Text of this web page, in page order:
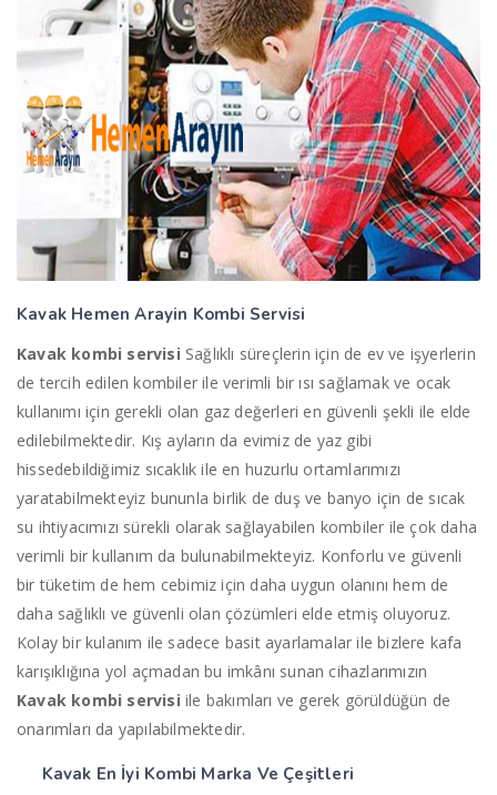
Kavak Hemen Arayin Kombi Servisi
Kavak kombi servisi Sağlıklı süreçlerin için de ev ve işyerlerin
de tercih edilen kombiler ile verimli bir ısı sağlamak ve ocak
kullanımı için gerekli olan gaz değerleri en güvenli şekli ile elde
edilebilmektedir. Kış ayların da evimiz de yaz gibi
hissedebildiğimiz sıcaklık ile en huzurlu ortamlarımızı
yaratabilmekteyiz bununla birlik de duş ve banyo için de sıcak
su ihtiyacımızı sürekli olarak sağlayabilen kombiler ile çok daha
verimli bir kullanım da bulunabilmekteyiz. Konforlu ve güvenli
bir tüketim de hem cebimiz için daha uygun olanını hem de
daha sağlıklı ve güvenli olan çözümleri elde etmiş oluyoruz.
Kolay bir kulanım ile sadece basit ayarlamalar ile bizlere kafa
karışıklığına yol açmadan bu imkânı sunan cihazlarımızın
Kavak kombi servisi ile bakımları ve gerek görüldüğün de
onarımları da yapılabilmektedir.
Kavak En İyi Kombi Marka Ve Çeşitleri